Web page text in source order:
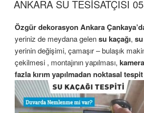
ANKARA SU TESİSATÇISI
Özgür dekorasyonAnkara Ç
yeriniz de meydana gelensu kaçağı,
yerinin değişimi, çamaşır – bulaşık
çekilmesi , montajının yapılması,
fazla kırım yapılmadan noktasal tespit